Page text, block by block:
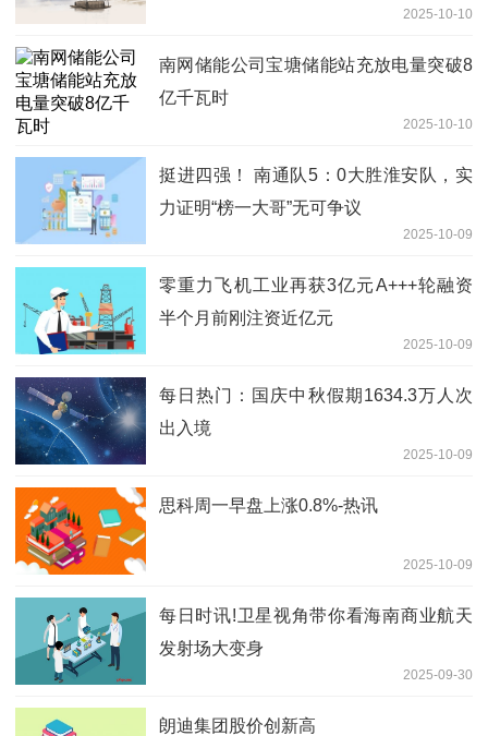
2025-10-10
南网储能公司宝塘储能站充放电量突破8
亿千瓦时
2025-10-10
挺进四强！ 南通队5：0大胜淮安队，实
力证明“榜一大哥”无可争议
2025-10-09
零重力飞机工业再获3亿元A+++轮融资
半个月前刚注资近亿元
2025-10-09
每日热门：国庆中秋假期1634.3万人次
出入境
2025-10-09
思科周一早盘上涨0.8%-热讯
2025-10-09
每日时讯!卫星视角带你看海南商业航天
发射场大变身
2025-09-30
朗迪集团股价创新高